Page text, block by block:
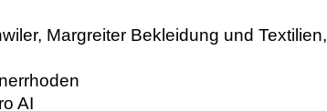
, Margreiter Bekleidung und Textilien,
AI